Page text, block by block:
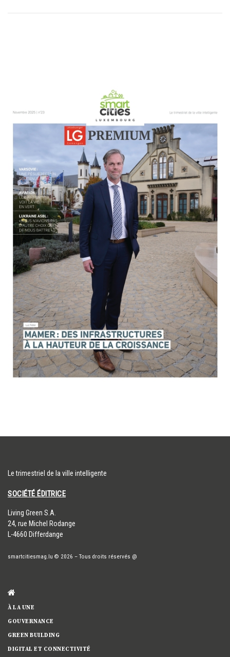
Le trimestriel de la ville intelligente
SOCIÉTÉ ÉDITRICE
​Living Green S.A.
24, rue Michel Rodange
L-4660 Differdange
smartcitiesmag.lu © 2026 – Tous droits réservés @
À LA UNE
GOUVERNANCE
GREEN BUILDING
DIGITAL ET CONNECTIVITÉ